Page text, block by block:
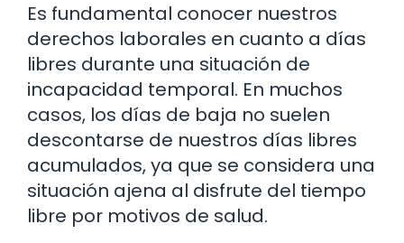
Es fundamental conocer nuestros
derechos laborales en cuanto a días
libres durante una situación de
incapacidad temporal. En muchos
casos, los días de baja no suelen
descontarse de nuestros días libres
acumulados, ya que se considera una
situación ajena al disfrute del tiempo
libre por motivos de salud.